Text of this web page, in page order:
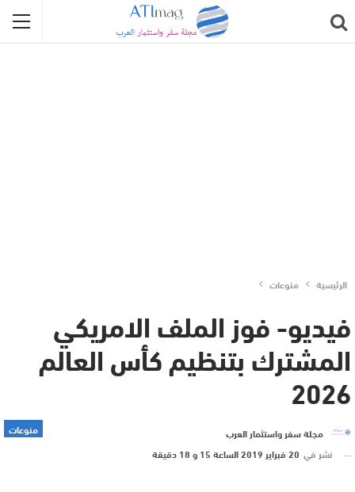
الرئيسية منوعات
فيديو- فوز الملف الامريكي
المشترك بتنظيم كأس العالم
2026
منوعات
مجلة سفر واستثمار العرب
نشر في 20 فبراير 2019 الساعة 15 و 18 دقيقة